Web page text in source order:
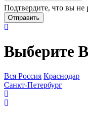
Подтвердите, что вы не
Выберите
Вся Россия Краснодар
Санкт-Петербург